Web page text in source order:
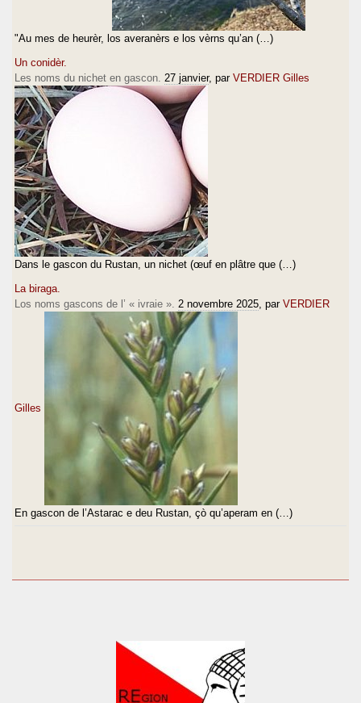
"Au mes de heurèr, los averanèrs e los vèrns qu’an (…)
Un conidèr.
Les noms du nichet en gascon. 27 janvier, par VERDIER Gilles
Dans le gascon du Rustan, un nichet (œuf en plâtre que (…)
La biraga.
Los noms gascons de l’ « ivraie ». 2 novembre 2025 , par VERDIER
Gilles
En gascon de l’Astarac e deu Rustan, çò qu’aperam en (…)